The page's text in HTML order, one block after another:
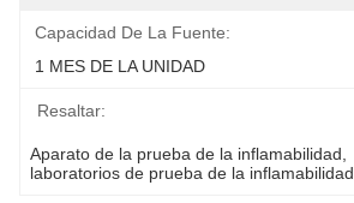
Capacidad De La Fuente:
1 MES DE LA UNIDAD
Resaltar:
Aparato de la prueba de la inflamabilidad
laboratorios de prueba de la inflamabilidad